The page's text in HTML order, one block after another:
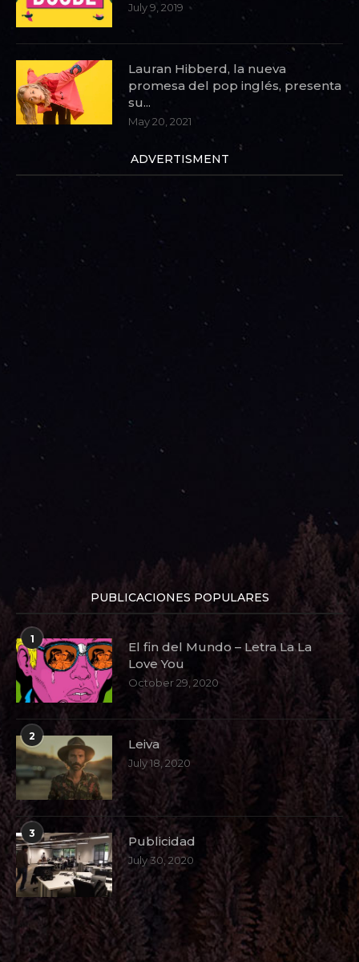
July 9, 2019
Lauran Hibberd, la nueva
promesa del pop inglés, presenta
su...
May 20, 2021
ADVERTISMENT
PUBLICACIONES POPULARES
1
El fin del Mundo – Letra La La
Love You
October 29, 2020
2
Leiva
July 18, 2020
3
Publicidad
July 30, 2020